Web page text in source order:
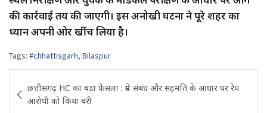
की कार्रवाई तय की जाएगी। इस अनोखी घटना ने पूरे शहर का
ध्यान अपनी ओर खींच लिया है।
Tags: #chhattisgarh, Bilaspur
navigation
छत्तीसगढ़ HC का बड़ा फैसला : प्रेम संबंध और सहमति के आधार पर रेप
आरोपी को किया बरी